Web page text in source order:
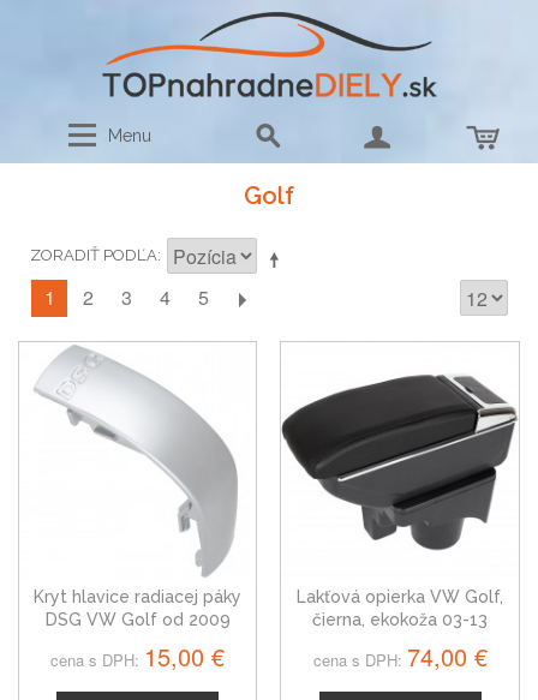
Menu
Golf
ZORADIŤ PODĽA
1 2 3 4 5
Kryt hlavice radiacej páky
DSG VW Golf od 2009
cena s DPH: 15,00 €
Lakťová opierka VW Golf,
čierna, ekokoža 03-13
cena s DPH: 74,00 €